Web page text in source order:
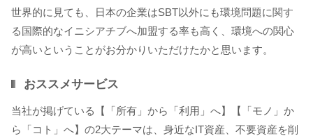
世界的に見ても、日本の企業はSBT以外にも環境問題に関す
る国際的なイニシアチブへ加盟する率も高く、環境への関心
が高いということがお分かりいただけたかと思います。
おススメサービス
当社が掲げている【「所有」から「利用」へ】【「モノ」か
ら「コト」へ】の2大テーマは、身近なIT資産、不要資産を削